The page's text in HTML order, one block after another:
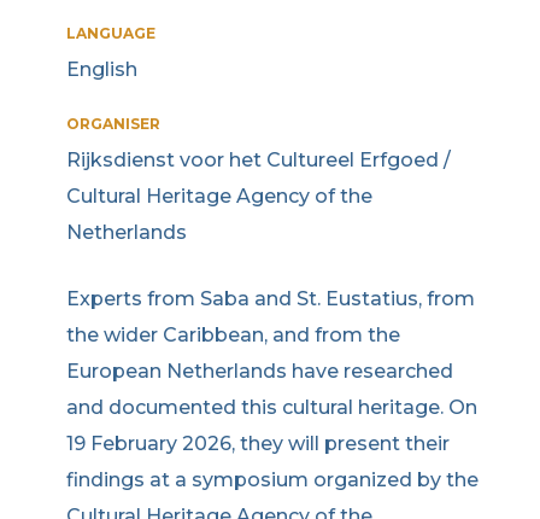
LANGUAGE
English
ORGANISER
Rijksdienst voor het Cultureel Erfgoed /
Cultural Heritage Agency of the
Netherlands
Experts from Saba and St. Eustatius, from
the wider Caribbean, and from the
European Netherlands have researched
and documented this cultural heritage. On
19 February 2026, they will present their
findings at a symposium organized by the